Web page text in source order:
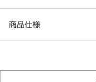
商品仕様
結婚指輪